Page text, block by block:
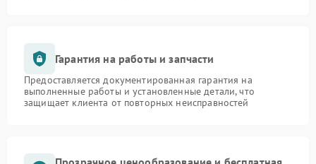
Гарантия на работы и запчасти
Предоставляется документированная гарантия на
выполненные работы и установленные детали, что
защищает клиента от повторных неисправностей